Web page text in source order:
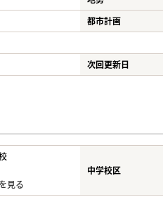
都市計画
次回更新日
見る
中学校区